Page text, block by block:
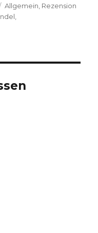
Kategorien
Allgemein Rezension